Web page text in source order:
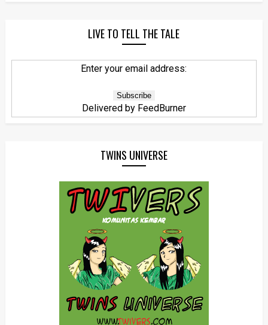
LIVE TO TELL THE TALE
Enter your email address:
Delivered by FeedBurner
TWINS UNIVERSE